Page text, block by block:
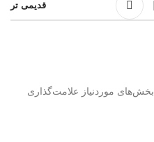
قدیمی تر
بخش‌های موردنیاز علامت‌گذاری